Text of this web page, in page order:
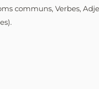
communs, Verbes,